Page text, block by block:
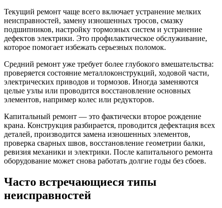
Текущий ремонт чаще всего включает устранение мелких
неисправностей, замену изношенных тросов, смазку
подшипников, настройку тормозных систем и устранение
дефектов электрики. Это профилактическое обслуживание,
которое помогает избежать серьезных поломок.
Средний ремонт уже требует более глубокого вмешательства:
проверяется состояние металлоконструкций, ходовой части,
электрических приводов и тормозов. Иногда заменяются
целые узлы или проводится восстановление основных
элементов, например колес или редукторов.
Капитальный ремонт — это фактически второе рождение
крана. Конструкция разбирается, проводится дефектация всех
деталей, производится замена изношенных элементов,
проверка сварных швов, восстановление геометрии балки,
ревизия механики и электрики. После капитального ремонта
оборудование может снова работать долгие годы без сбоев.
Часто встречающиеся типы
неисправностей